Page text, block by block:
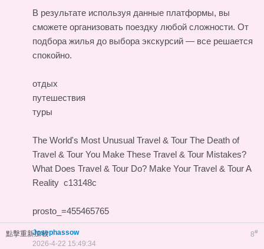
В результате используя данные платформы, вы
сможете организовать поездку любой сложности. От
подбора жилья до выбора экскурсий — все решается
спокойно.
отдых
путешествия
туры
The World's Most Unusual Travel & Tour The Death of
Travel & Tour You Make These Travel & Tour Mistakes?
What Does Travel & Tour Do? Make Your Travel & Tour A
Reality c13148c
prosto_=455465765
點擊重新加載 8#
Josephassow
2026-4-22 15:49:34